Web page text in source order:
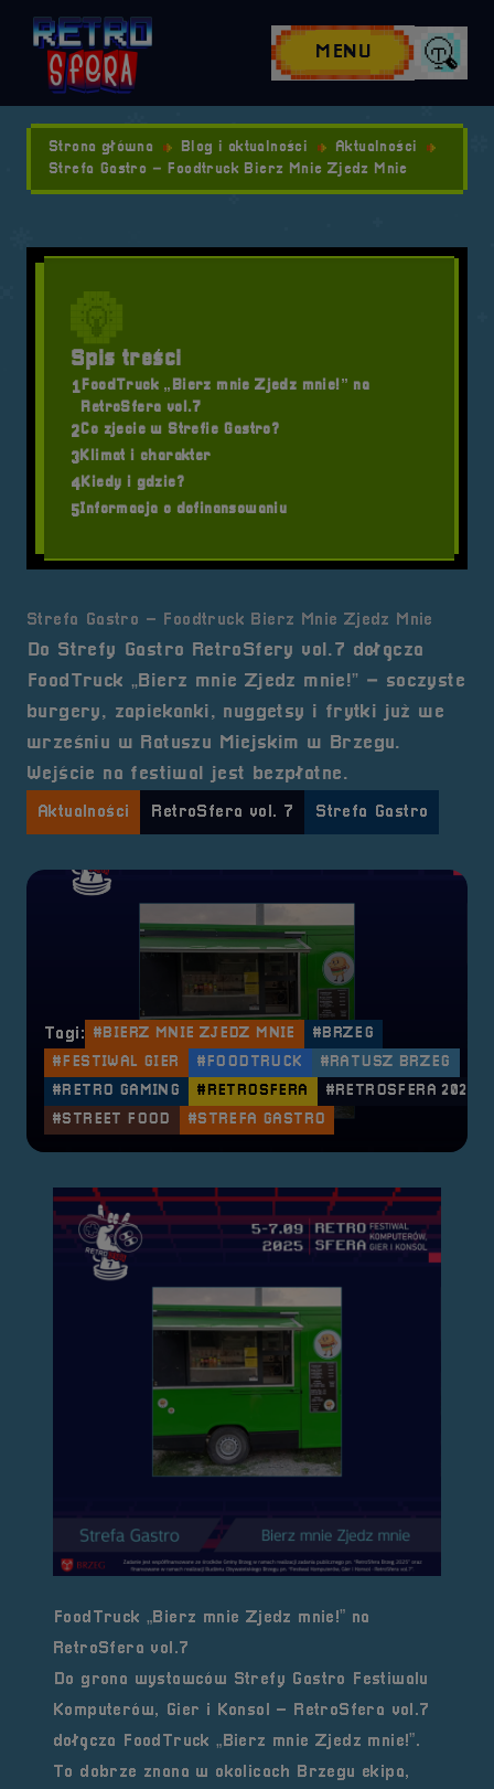
Przejdź do nawigacji
Przejdź do treści
Przejdź do stopki
MENU
Strona główna Blog i aktualności
Aktualności
Strefa Gastro – Foodtruck Bierz Mnie Zjedz Mnie
Strefa Gastro – Foodtruck Bierz Mnie Zjedz Mnie
Do Strefy Gastro RetroSfery vol.7 dołącza
FoodTruck „Bierz mnie Zjedz mnie!” – soczyste
burgery, zapiekanki, nuggetsy i frytki już we
wrześniu w Ratuszu Miejskim w Brzegu.
Wejście na festiwal jest bezpłatne.
Aktualności RetroSfera vol. 7 Strefa Gastro
Tagi: #BIERZ MNIE ZJEDZ MNIE
#BRZEG
#FESTIWAL GIER
#FOODTRUCK
#RATUSZ BRZEG
#RETRO GAMING
#RETROSFERA
#RETROSFERA 2025
#STREET FOOD
#STREFA GASTRO
FoodTruck „Bierz mnie Zjedz mnie!” na
RetroSfera vol.7
Do grona wystawców Strefy Gastro Festiwalu
Komputerów, Gier i Konsol – RetroSfera vol.7
dołącza FoodTruck „Bierz mnie Zjedz mnie!”.
To dobrze znana w okolicach Brzegu ekipa,
Spis treści
1FoodTruck „Bierz mnie Zjedz mnie!” na
RetroSfera vol.7
2Co zjecie w Strefie Gastro?
3Klimat i charakter
4Kiedy i gdzie?
5Informacja o dofinansowaniu